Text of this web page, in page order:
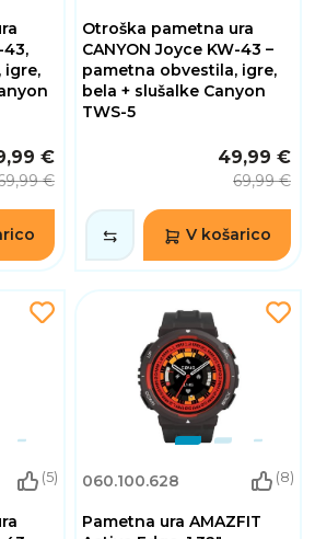
43,
igre,
€
€
Otroška pametna ura
CANYON Joyce KW-43 –
pametna obvestila, igre,
bela + slušalke Canyon
TWS-5
49,99 €
69,99 €
V košarico
(5) 060.100.628 (8)
Pametna ura AMAZFIT